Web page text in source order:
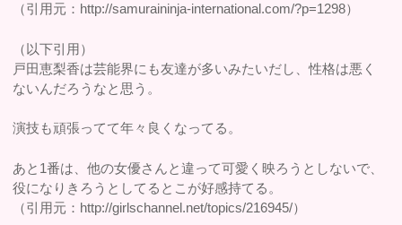
（引用元：http://samuraininja-international.com/?p=1298）
（以下引用）
戸田恵梨香は芸能界にも友達が多いみたいだし、性格は悪く
ないんだろうなと思う。
演技も頑張ってて年々良くなってる。
あと1番は、他の女優さんと違って可愛く映ろうとしないで、
役になりきろうとしてるとこが好感持てる。
（引用元：http://girlschannel.net/topics/216945/）